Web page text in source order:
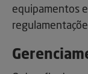
equipamentos